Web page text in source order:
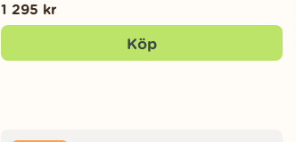
1 295 kr
Köp